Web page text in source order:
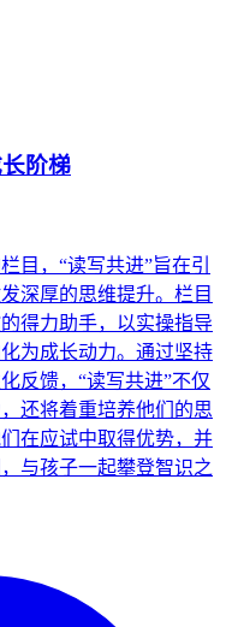
阶梯
目，“读写共进”旨在引
深厚的思维提升。栏目
得力助手，以实操指导
为成长动力。通过坚持
反馈，“读写共进”不仅
还将着重培养他们的思
在应试中取得优势，并
与孩子一起攀登智识之